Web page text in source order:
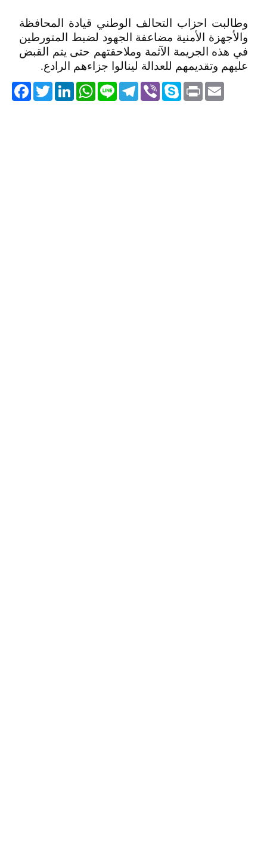
وطالبت احزاب التحالف الوطني قيادة المحافظة
والأجهزة الأمنية مضاعفة الجهود لضبط المتورطين
في هذه الجريمة الآثمة وملاحقتهم حتى يتم القبض
عليهم وتقديمهم للعدالة لينالوا جزاءهم الرادع.
TwitterLinkedIn
WhatsApp Line
Telegram ViberSkype PrintEmail